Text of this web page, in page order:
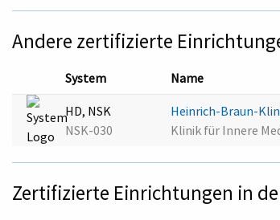
Andere zertifizierte
System Name
HD, NSK
NSK-030
Heinrich-Braun-
Klinik für Innere
Zertifizierte Einrichtungen in